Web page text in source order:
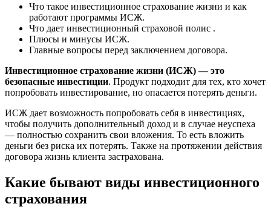
Что такое инвестиционное страхование жизни и как
работают программы ИСЖ.
Что дает инвестиционный страховой полис .
Плюсы и минусы ИСЖ.
Главные вопросы перед заключением договора.
Инвестиционное страхование жизни (ИСЖ) — это
безопасные инвестиции. Продукт подходит для тех, кто хочет
попробовать инвестирование, но опасается потерять деньги.
ИСЖ дает возможность попробовать себя в инвестициях,
чтобы получить дополнительный доход и в случае неуспеха
— полностью сохранить свои вложения. То есть вложить
деньги без риска их потерять. Также на протяжении действия
договора жизнь клиента застрахована.
Какие бывают виды инвестиционного
страхования